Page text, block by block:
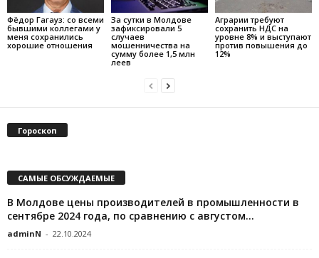
Фёдор Гагауз: со всеми
бывшими коллегами у
меня сохранились
хорошие отношения
За сутки в Молдове
зафиксировали 5
случаев
мошенничества на
сумму более 1,5 млн
леев
Аграрии требуют
сохранить НДС на
уровне 8% и выступают
против повышения до
12%
Гороскоп
САМЫЕ ОБСУЖДАЕМЫЕ
В Молдове цены производителей в промышленности в
сентябре 2024 года, по сравнению с августом...
adminN - 22.10.2024